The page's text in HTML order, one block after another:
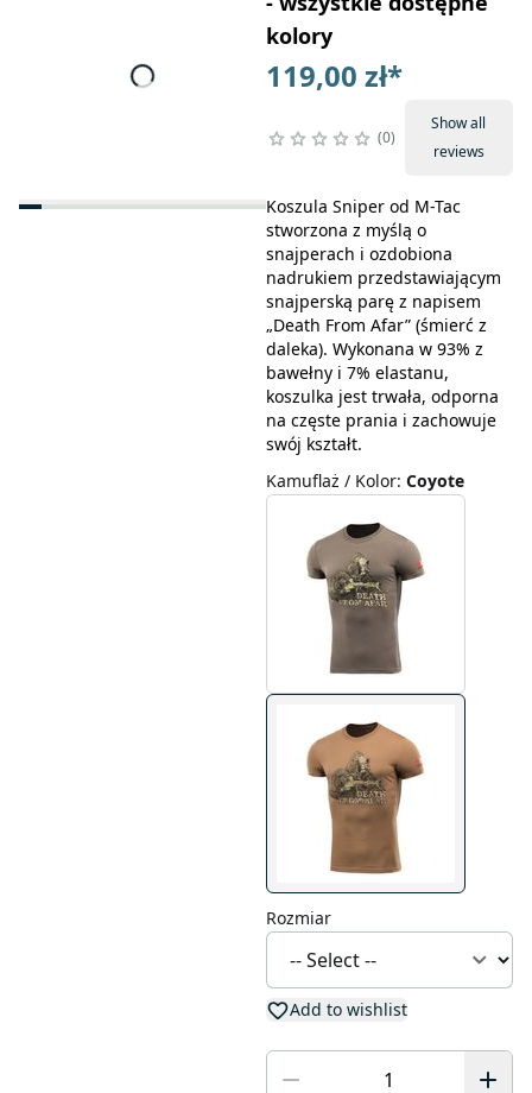
kolory
119,00 zł*
0
Show all
reviews
Koszula Sniper od M-Tac
stworzona z myślą o
snajperach i ozdobiona
nadrukiem przedstawiającym
snajperską parę z napisem
„Death From Afar” (śmierć z
daleka). Wykonana w 93% z
bawełny i 7% elastanu,
koszulka jest trwała, odporna
na częste prania i zachowuje
swój kształt.
Kamuflaż / Kolor: Coyote
Rozmiar
Add to wishlist